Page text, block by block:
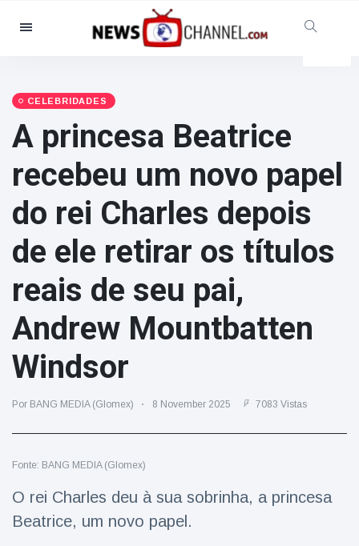
Categorias
Social & Diversão
Cinema & TV
(81)
Desporto
Celebridades
(13938)
Moda e Beleza
(122)
Comida e bebida
(79)
Jogos
(160)
Estilo de Vida
Saúde e Aptidão Física
(73)
Viagens & Aventura
Notícias mais recentes
A 'fuga' de
mágico faz a
plateia rir
16 July 192 Vistas
CELEBRIDADES
A princesa Beatrice
recebeu um novo papel
do rei Charles depois
de ele retirar os títulos
reais de seu pai,
Andrew Mountbatten
Windsor
Por BANG MEDIA (Glomex) 8 November 2025 7083 Vistas
Fonte: BANG MEDIA (Glomex)
O rei Charles deu à sua sobrinha, a princesa
Beatrice, um novo papel.